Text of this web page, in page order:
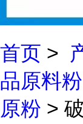
首页 >
品原料粉
原粉 >